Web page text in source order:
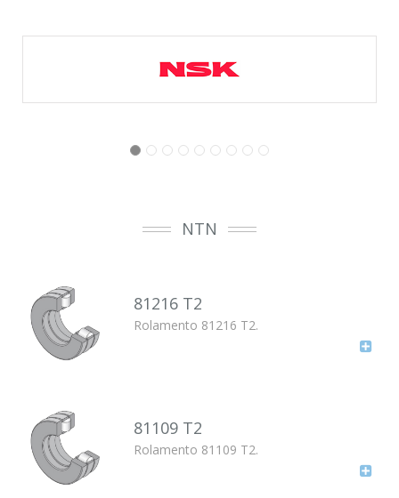
NTN
81216 T2
Rolamento 81216 T2.
81109 T2
Rolamento 81109 T2.